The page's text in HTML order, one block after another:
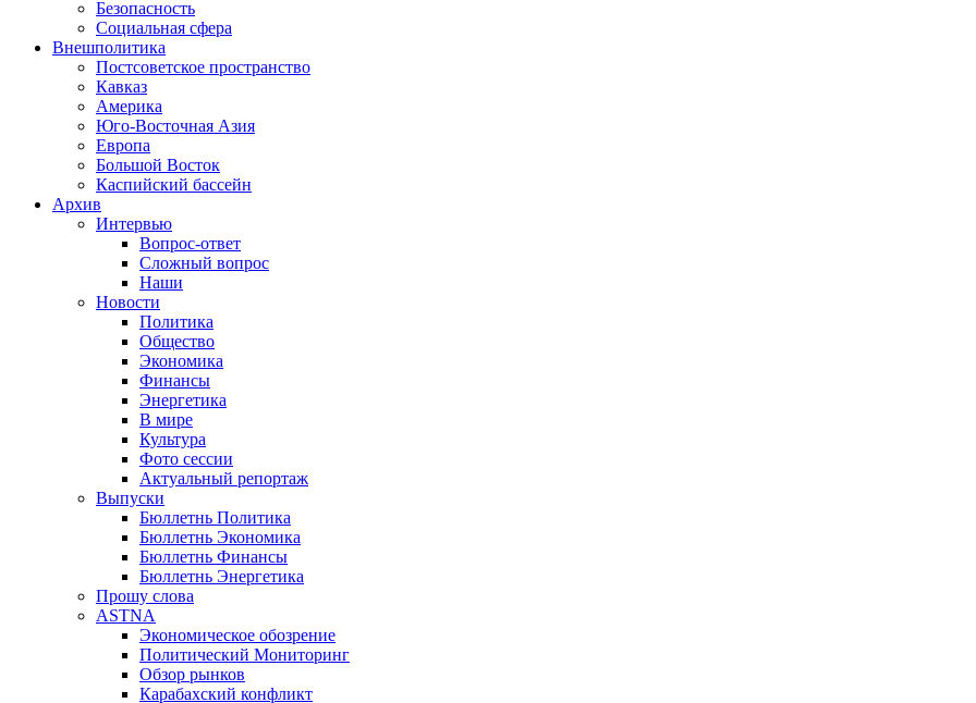
Безопасность
Социальная сфера
Внешполитика
Постсоветское пространство
Кавказ
Америка
Юго-Восточная Азия
Европа
Большой Восток
Каспийский бассейн
Архив
Интервью
Вопрос-ответ
Сложный вопрос
Наши
Новости
Политика
Общество
Экономика
Финансы
Энергетика
В мире
Культура
Фото сессии
Актуальный репортаж
Выпуски
Бюллетнь Политика
Бюллетнь Экономика
Бюллетнь Финансы
Бюллетнь Энергетика
Прошу слова
ASTNA
Экономическое обозрение
Политический Мониторинг
Обзор рынков
Карабахский конфликт